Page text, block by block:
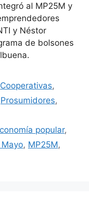
al MP25M y
y Néstor
de bolsones
Cooperativas,
Prosumidores,
popular,
, MP25M,